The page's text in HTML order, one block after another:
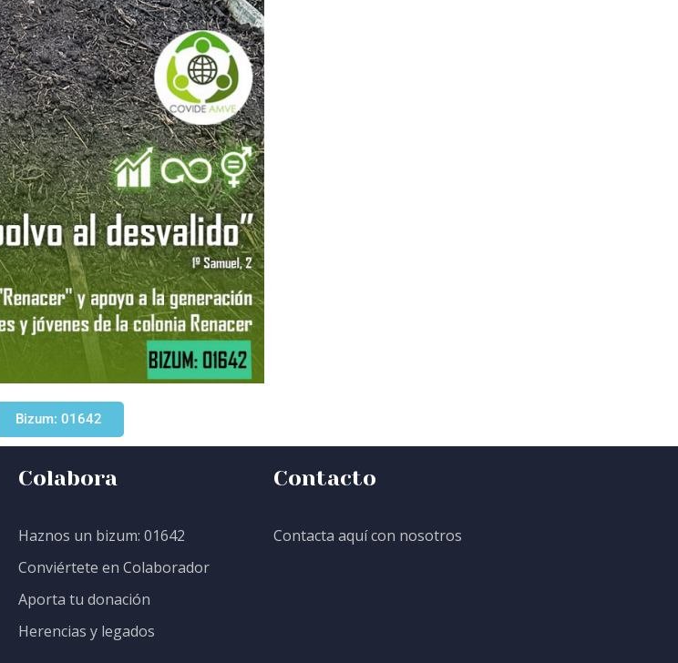
Bizum: 01642
Colabora
Haznos un bizum: 01642
Conviértete en Colaborador
Aporta tu donación
Herencias y legados
Contacto
Contacta aquí con nosotros